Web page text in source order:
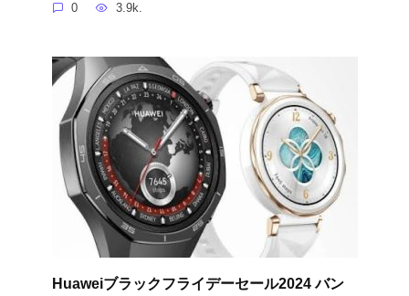
0 3.9k.
Huaweiブラックフライデーセール2024 バン